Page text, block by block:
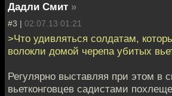
Дадли Смит »
#3 | 02.07.13 01:21
>Что удивляться солдатам,
волокли домой черепа убитых
Регулярно выставляя при этом в
вьетконговцев садистами